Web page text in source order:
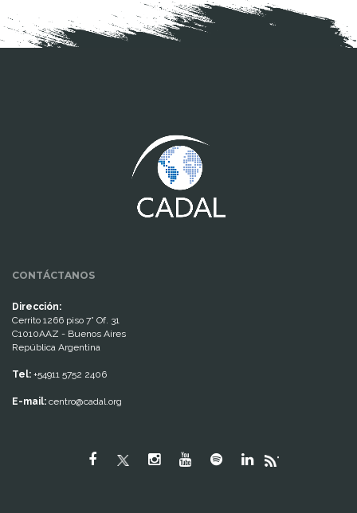
CONTÁCTANOS
Dirección:
Cerrito 1266 piso 7° Of. 31
C1010AAZ - Buenos Aires
República Argentina
Tel: +54911 5752 2406
E-mail: centro@cadal.org
"